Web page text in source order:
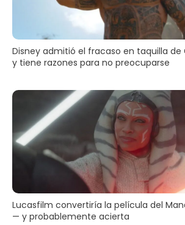
Disney admitió el fracaso en taquilla de
y tiene razones para no preocuparse
Lucasfilm convertiría la película del
— y probablemente acierta